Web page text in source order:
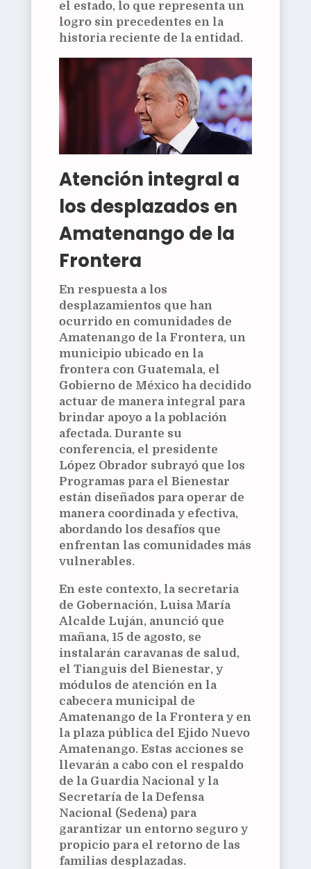
el estado, lo que representa un
logro sin precedentes en la
historia reciente de la entidad.
Atención integral a
los desplazados en
Amatenango de la
Frontera
En respuesta a los
desplazamientos que han
ocurrido en comunidades de
Amatenango de la Frontera, un
municipio ubicado en la
frontera con Guatemala, el
Gobierno de México ha decidido
actuar de manera integral para
brindar apoyo a la población
afectada. Durante su
conferencia, el presidente
López Obrador subrayó que los
Programas para el Bienestar
están diseñados para operar de
manera coordinada y efectiva,
abordando los desafíos que
enfrentan las comunidades más
vulnerables.
En este contexto, la secretaria
de Gobernación, Luisa María
Alcalde Luján, anunció que
mañana, 15 de agosto, se
instalarán caravanas de salud,
el Tianguis del Bienestar, y
módulos de atención en la
cabecera municipal de
Amatenango de la Frontera y en
la plaza pública del Ejido Nuevo
Amatenango. Estas acciones se
llevarán a cabo con el respaldo
de la Guardia Nacional y la
Secretaría de la Defensa
Nacional (Sedena) para
garantizar un entorno seguro y
propicio para el retorno de las
familias desplazadas.